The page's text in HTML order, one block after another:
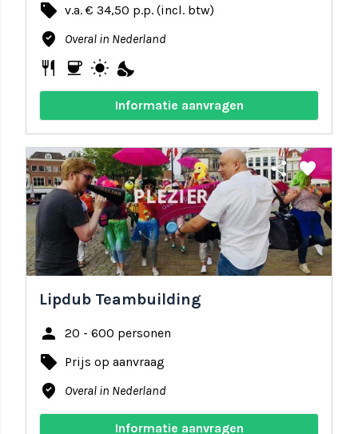
local_offer v.a. € 34,50 p.p. (incl. btw)
where_to_vote Overal in Nederland
restaurant coffee wb_sunny nights_stay
Informatie aanvragen
share favorite
Lipdub Teambuilding
person 20 - 600 personen
local_offer Prijs op aanvraag
where_to_vote Overal in Nederland
Informatie aanvragen